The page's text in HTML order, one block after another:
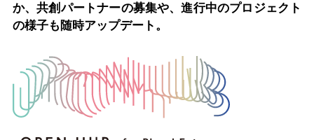
か、共創パートナーの募集や、進行中のプロジェクト
の様子も随時アップデート。